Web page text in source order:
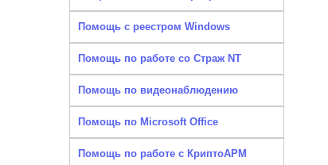
Помощь с реестром Windows
Помощь по работе со Страж NT
Помощь по видеонаблюдению
Помощь по Microsoft Office
Помощь по работе с КриптоАРМ